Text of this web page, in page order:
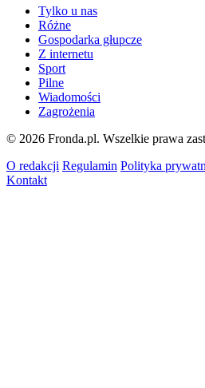
Tylko u nas
Różne
Gospodarka głupcze
Z internetu
Sport
Pilne
Wiadomości
Zagrożenia
© 2026 Fronda.pl. Wszelkie prawa
O redakcji Regulamin Polityka
Kontakt